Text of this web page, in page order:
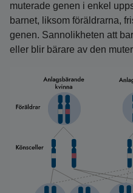
muterade genen i enkel
barnet, liksom föräldrarna,
genen. Sannolikheten att
eller blir bärare av den